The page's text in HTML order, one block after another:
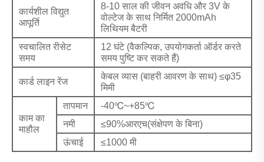
कार्यशील विद्युत
आपूर्ति
8-10 साल की जीवन अवधि और 3V के
वोल्टेज के साथ निर्मित 2000mAh
लिथियम बैटरी
स्वचालित रीसेट
समय
12 घंटे (वैकल्पिक, उपयोगकर्ता ऑर्डर करते
समय पुष्टि कर सकते हैं)
कार्ड लाइन रेंज
केबल व्यास (बाहरी आवरण के साथ) ≤φ35
मिमी
काम का
माहौल
तापमान
-40℃~+85℃
नमी
≤90%आरएच(संक्षेपण के बिना)
ऊंचाई
≤1000 मी